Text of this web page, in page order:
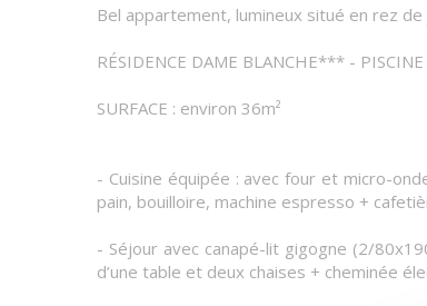
Bel appartement, lumineux situé en rez de
RÉSIDENCE DAME BLANCHE*** -
SURFACE : environ 36m²
- Cuisine équipée : avec four et micro-
pain, bouilloire, machine espresso +
- Séjour avec canapé-lit gigogne (2/
d’une table et deux chaises + cheminée